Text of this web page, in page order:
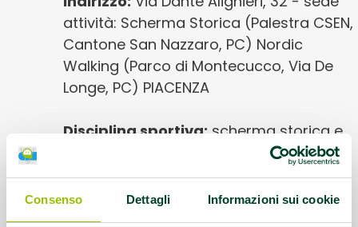
Consenso Dettagli Informazioni sui cookie
attività: Scherma Storica (Palestra CSEN,
Cantone San Nazzaro, PC) Nordic
Walking (Parco di Montecucco, Via De
Longe, PC) PIACENZA
Disciplina sportiva: scherma storica e
Referente:Mariottini Fabio